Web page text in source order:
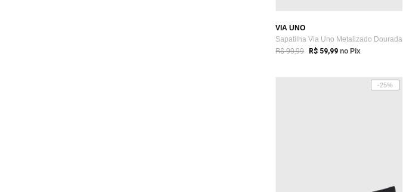
VIA UNO
Sapatilha Via Uno Metalizado Dourada
R$ 99,99 R$ 59,99 no Pix
-25%